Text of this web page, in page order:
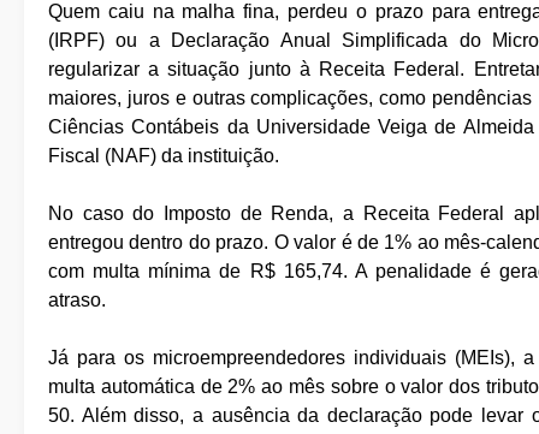
Quem caiu na malha fina, perdeu o prazo para
(IRPF) ou a Declaração Anual Simplificada do
regularizar a situação junto à Receita Federal.
maiores, juros e outras complicações, como
Ciências Contábeis da Universidade Veiga de
Fiscal (NAF) da instituição.
No caso do Imposto de Renda, a Receita Federal
entregou dentro do prazo. O valor é de 1% ao mês-
com multa mínima de R$ 165,74. A penalidade é
atraso.
Já para os microempreendedores individuais (MEIs),
multa automática de 2% ao mês sobre o valor dos
50. Além disso, a ausência da declaração pode levar